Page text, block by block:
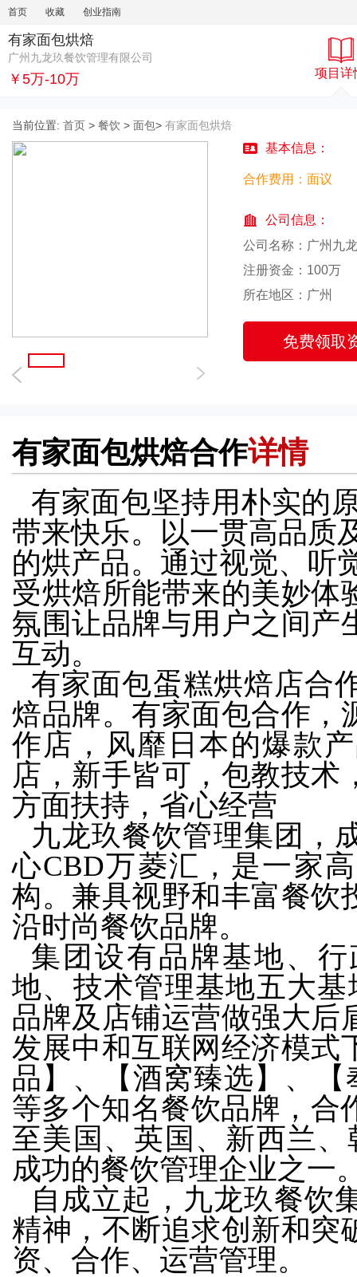
首页 收藏 创业指南
有家面包烘焙
广州九龙玖餐饮管理有限公司
￥5万-10万 项目详
当前位置: 首页 > 餐饮 > 面包> 有家面包烘焙
基本信息：
合作费用：面议
公司信息：
公司名称：广州九
注册资金：100万
所在地区：广州
免费领取
有家面包烘焙合作详情
有家面包坚持用朴实的
带来快乐。 以一贯高品质
的烘产品。 通过视觉、听
受烘焙所能带来的美妙体
氛围让品牌与用户之间产
互动。
有家面包蛋糕烘焙店合
焙品牌。有家面包合作，
作店，风靡日本的爆款
店，新手皆可，包教技术
方面扶持，省心经营
九龙玖餐饮管理集团，
心CBD万菱汇，是一家
构。兼具视野和丰富餐饮
沿时尚餐饮品牌。
集团设有品牌基地、行
地、技术管理基地五大基
品牌及店铺运营做强大后
发展中和互联网经济模式
品】、【酒窝臻选】、【
等多个知名餐饮品牌，合
至美国、英国、新西兰
成功的餐饮管理企业之一
自成立起，九龙玖餐饮
精神，不断追求创新和突
资、合作、运营管理。